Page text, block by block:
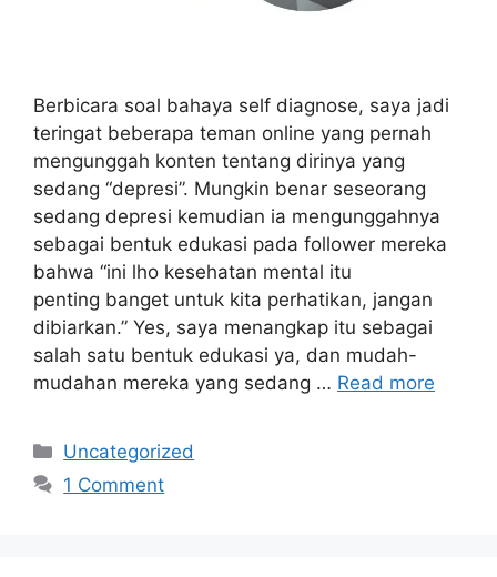
Berbicara soal bahaya self diagnose, saya jadi
teringat beberapa teman online yang pernah
mengunggah konten tentang dirinya yang
sedang “depresi”. Mungkin benar seseorang
sedang depresi kemudian ia mengunggahnya
sebagai bentuk edukasi pada follower mereka
bahwa “ini lho kesehatan mental itu
penting banget untuk kita perhatikan, jangan
dibiarkan.” Yes, saya menangkap itu sebagai
salah satu bentuk edukasi ya, dan mudah-
mudahan mereka yang sedang … Read more
Categories
Uncategorized
1 Comment